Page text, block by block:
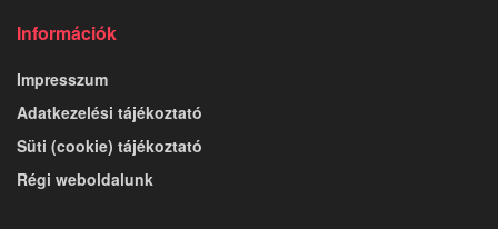
Információk
Impresszum
Adatkezelési tájékoztató
Süti (cookie) tájékoztató
Régi weboldalunk